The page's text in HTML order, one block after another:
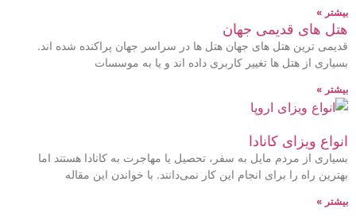
»
های قدیمی جهان
ترین هتل های جهان هتل ها در سراسر جهان پراکنده شده اند.
از هتل ها تغییر کاربری داده اند و یا به موسسات
»
ویزای کانادا
از مردم مایل به سفر، تحصیل یا مهاجرت به کانادا هستند اما
راه را برای انجام این کار نمی‌دانند. با خواندن این مقاله
»